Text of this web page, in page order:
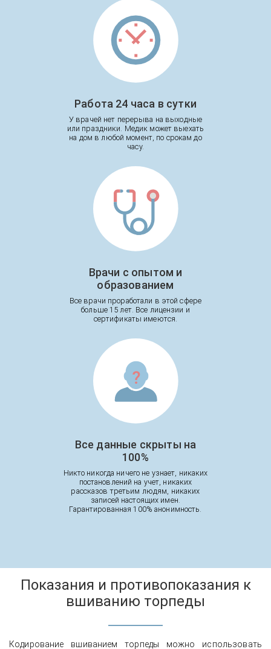
Работа 24 часа в сутки
У врачей нет перерыва на выходные
или праздники. Медик может выехать
на дом в любой момент, по срокам до
часу.
Врачи с опытом и
образованием
Все врачи проработали в этой сфере
больше 15 лет. Все лицензии и
сертификаты имеются.
Все данные скрыты на
100%
Никто никогда ничего не узнает, никаких
постановлений на учет, никаких
рассказов третьим людям, никаких
записей настоящих имен.
Гарантированная 100% анонимность.
Показания и противопоказания к
вшиванию торпеды
Кодирование вшиванием торпеды можно использовать